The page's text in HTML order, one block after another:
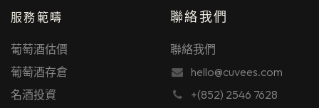
服務範疇
葡萄酒估價
葡萄酒存倉
名酒投資
聯絡我們
聯絡我們
hello@cuvees.com
+(852) 2546 7628